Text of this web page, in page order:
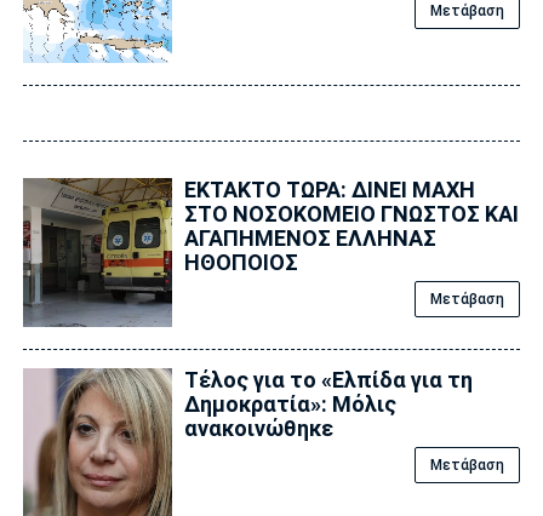
Μετάβαση
ΕΚΤΑΚΤΟ ΤΩΡΑ: ΔΙΝΕΙ ΜΑΧΗ
ΣΤΟ ΝΟΣΟΚΟΜΕΙΟ ΓΝΩΣΤΟΣ ΚΑΙ
ΑΓΑΠΗΜΕΝΟΣ ΕΛΛΗΝΑΣ
ΗΘΟΠΟΙΟΣ
Μετάβαση
Τέλος για το «Ελπίδα για τη
Δημοκρατία»: Μόλις
ανακοινώθηκε
Μετάβαση